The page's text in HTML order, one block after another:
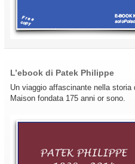
L’ebook di Patek Philippe
Un viaggio affascinante nella storia
Maison fondata 175 anni or sono.